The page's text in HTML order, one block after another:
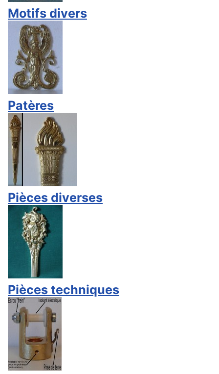
Motifs divers
Patères
Pièces diverses
Pièces techniques